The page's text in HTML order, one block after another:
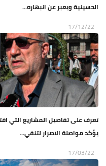
الحسينية ويعبر عن انبهاره...
17/12/22
تعرف على تفاصيل المشاريع التي
يؤكد مواصلة الاصرار لتنفي...
17/03/22